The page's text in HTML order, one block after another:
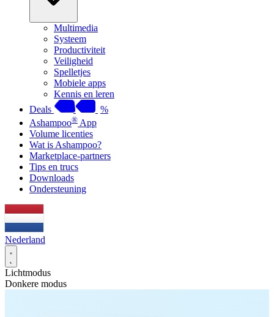
Multimedia
Systeem
Productiviteit
Veiligheid
Spelletjes
Mobiele apps
Kennis en leren
Deals
%
Ashampoo® App
Volume licenties
Wat is Ashampoo?
Marketplace-partners
Tips en trucs
Downloads
Ondersteuning
Nederland
Lichtmodus
Donkere modus